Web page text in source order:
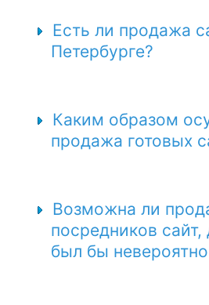
Есть ли продажа
Петербурге?
Каким образом
продажа готовых
Возможна ли
посредников сайт,
был бы